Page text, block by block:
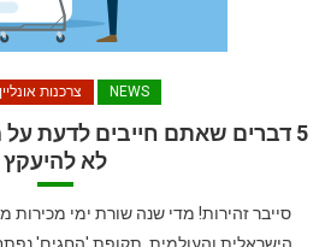
NEWS צרכנות
5 דברים שאתם חייבים לדעת
לא להיעקץ
סייבר זהירות! מדי שנה שורת ימי